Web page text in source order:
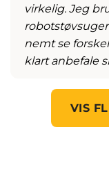
virkelig. Jeg
nemt se
klart anbefale
VIS